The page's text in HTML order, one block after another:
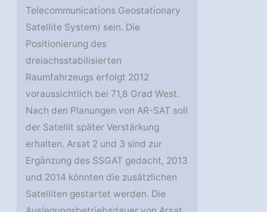
Telecommunications Geostationary
Satellite System) sein. Die
Positionierung des
dreiachsstabilisierten
Raumfahrzeugs erfolgt 2012
voraussichtlich bei 71,8 Grad West.
Nach den Planungen von AR-SAT soll
der Satellit später Verstärkung
erhalten. Arsat 2 und 3 sind zur
Ergänzung des SSGAT gedacht, 2013
und 2014 könnten die zusätzlichen
Satelliten gestartet werden. Die